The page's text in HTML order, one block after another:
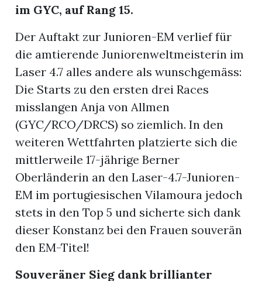
im GYC, auf Rang 15.
Der Auftakt zur Junioren-EM verlief für
die amtierende Juniorenweltmeisterin im
Laser 4.7 alles andere als wunschgemäss:
Die Starts zu den ersten drei Races
misslangen Anja von Allmen
(GYC/RCO/DRCS) so ziemlich. In den
weiteren Wettfahrten platzierte sich die
mittlerweile 17-jährige Berner
Oberländerin an den Laser-4.7-Junioren-
EM im portugiesischen Vilamoura jedoch
stets in den Top 5 und sicherte sich dank
dieser Konstanz bei den Frauen souverän
den EM-Titel!
Souveräner Sieg dank brillianter